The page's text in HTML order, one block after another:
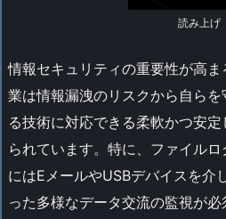
読み上げ
情報セキュリティの重要性が高
業は情報漏洩のリスクから自ら
る技術に対応できる柔軟かつ安
られています。特に、ファイル
にはEメールやUSBデバイスを介
った多様なデータ交流の監視が